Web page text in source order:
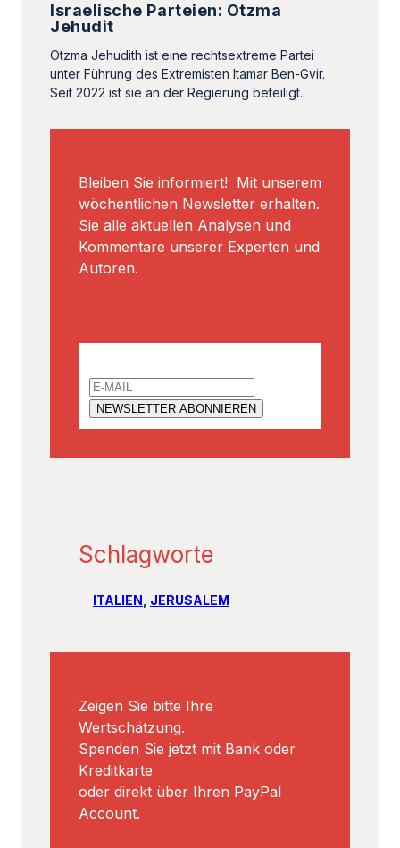
Israelische Parteien: Otzma
Jehudit
Otzma Jehudith ist eine rechtsextreme Partei
unter Führung des Extremisten Itamar Ben-Gvir.
Seit 2022 ist sie an der Regierung beteiligt.
Bleiben Sie informiert! Mit unserem
wöchentlichen Newsletter erhalten.
Sie alle aktuellen Analysen und
Kommentare unserer Experten und
Autoren.
Schlagworte
ITALIEN JERUSALEM
Zeigen Sie bitte Ihre
Wertschätzung.
Spenden Sie jetzt mit Bank oder
Kreditkarte
oder direkt über Ihren PayPal
Account.